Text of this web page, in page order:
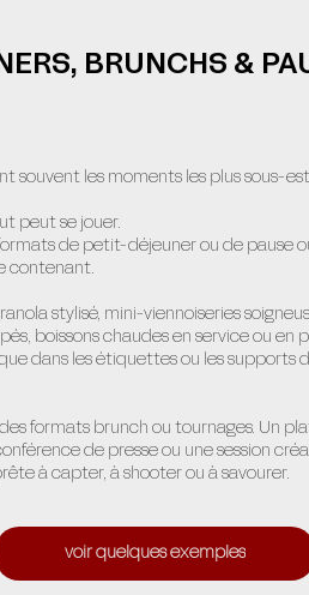
BRUNCHS &
souvent les moments les plus sous-
peut se jouer.
de petit-déjeuner ou de pause
contenant.
stylisé, mini-viennoiseries
boissons chaudes en service ou en
dans les étiquettes ou les supports
formats brunch ou tournages. Un
de presse ou une session
à capter, à shooter ou à savourer.
voir quelques exemples